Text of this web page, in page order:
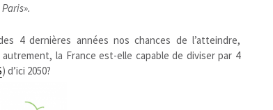
offre de soins
Petite enfance
Pharmacovigilance, produits et
Population à risque
4 dernières années nos chances de l’atteindre,
la France est-elle capable de diviser par 4
) d’ici 2050?